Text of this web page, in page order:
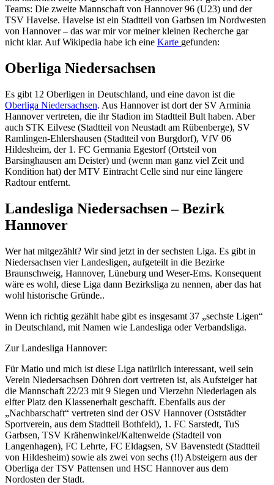
Teams: Die zweite Mannschaft von Hannover 96 (U23) und der
TSV Havelse. Havelse ist ein Stadtteil von Garbsen im Nordwesten
von Hannover – das war mir vor meiner kleinen Recherche gar
nicht klar. Auf Wikipedia habe ich eine Karte gefunden:
Oberliga Niedersachsen
Es gibt 12 Oberligen in Deutschland, und eine davon ist die
Oberliga Niedersachsen. Aus Hannover ist dort der SV Arminia
Hannover vertreten, die ihr Stadion im Stadtteil Bult haben. Aber
auch STK Eilvese (Stadtteil von Neustadt am Rübenberge), SV
Ramlingen-Ehlershausen (Stadtteil von Burgdorf), VfV 06
Hildesheim, der 1. FC Germania Egestorf (Ortsteil von
Barsinghausen am Deister) und (wenn man ganz viel Zeit und
Kondition hat) der MTV Eintracht Celle sind nur eine längere
Radtour entfernt.
Landesliga Niedersachsen – Bezirk
Hannover
Wer hat mitgezählt? Wir sind jetzt in der sechsten Liga. Es gibt in
Niedersachsen vier Landesligen, aufgeteilt in die Bezirke
Braunschweig, Hannover, Lüneburg und Weser-Ems. Konsequent
wäre es wohl, diese Liga dann Bezirksliga zu nennen, aber das hat
wohl historische Gründe..
Wenn ich richtig gezählt habe gibt es insgesamt 37 „sechste Ligen“
in Deutschland, mit Namen wie Landesliga oder Verbandsliga.
Zur Landesliga Hannover:
Für Matio und mich ist diese Liga natürlich interessant, weil sein
Verein Niedersachsen Döhren dort vertreten ist, als Aufsteiger hat
die Mannschaft 22/23 mit 9 Siegen und Vierzehn Niederlagen als
elfter Platz den Klassenerhalt geschafft. Ebenfalls aus der
„Nachbarschaft“ vertreten sind der OSV Hannover (Oststädter
Sportverein, aus dem Stadtteil Bothfeld), 1. FC Sarstedt, TuS
Garbsen, TSV Krähenwinkel/Kaltenweide (Stadteil von
Langenhagen), FC Lehrte, FC Eldagsen, SV Bavenstedt (Stadtteil
von Hildesheim) sowie als zwei von sechs (!!) Absteigern aus der
Oberliga der TSV Pattensen und HSC Hannover aus dem
Nordosten der Stadt.